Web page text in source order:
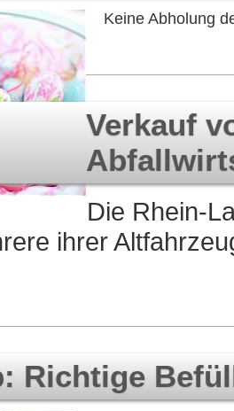
Keine Abholung
Verkauf
Die Rhein-
ihrer
Richtige